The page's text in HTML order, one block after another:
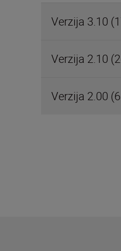
Verzija 3.10
Verzija 2.10
Verzija 2.00